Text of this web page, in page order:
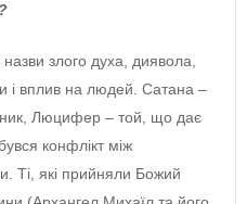
злого духа, диявола,
і вплив на людей. Сатана –
Люцифер – той, що дає
конфлікт між
Ті, які прийняли Божий